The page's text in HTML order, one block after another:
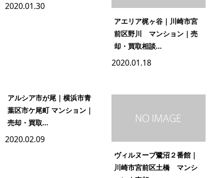
2020.01.30
アエリア梶ヶ谷｜川崎市宮
前区野川 マンション｜売
却・買取相談...
2020.01.18
アルシア市が尾｜横浜市青
葉区市ケ尾町 マンション｜
売却・買取...
2020.02.09
ヴィルヌーブ鷺沼２番館｜
川崎市宮前区土橋 マンシ